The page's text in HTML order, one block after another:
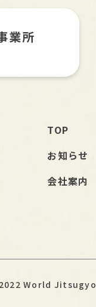
TOP
お知らせ
会社案内
World Jitsugyo